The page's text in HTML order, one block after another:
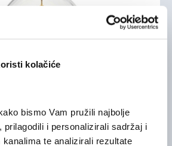
kolačiće
bismo Vam pružili najbolje
i personalizirali sadržaj i
kanalima te analizirali rezultate
(remanentni učinak 48 sati).